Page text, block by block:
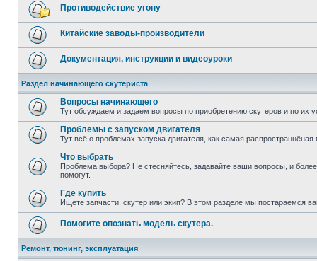
Противодействие угону
Китайские заводы-производители
Документация, инструкции и видеоуроки
Раздел начинающего скутериста
Вопросы начинающего
Тут обсуждаем и задаем вопросы по приобретению скутеров и по их
Проблемы с запуском двигателя
Тут всё о проблемах запуска двигателя, как самая
Что выбрать
Проблема выбора? Не стесняйтесь, задавайте ваши вопросы, и
помогут.
Где купить
Ищете запчасти, скутер или экип? В этом разделе мы постараемся
Помогите опознать модель скутера.
Ремонт, тюнинг, эксплуатация